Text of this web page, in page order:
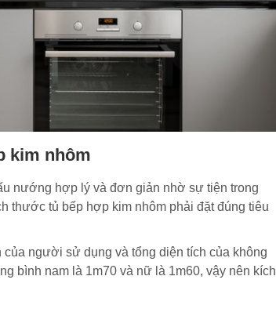
kim nhôm
nướng hợp lý và đơn giản nhờ sự tiện trong
thước tủ bếp hợp kim nhôm phải đặt đúng tiêu
người sử dụng và tổng diện tích của không
bình nam là 1m70 và nữ là 1m60, vậy nên kích